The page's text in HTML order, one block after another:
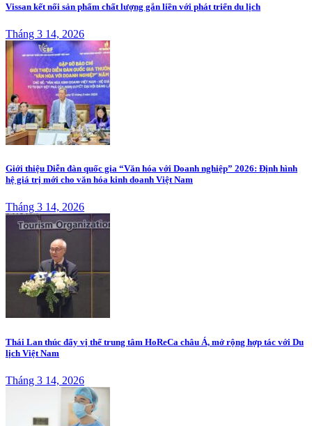
Vissan kết nối sản phẩm chất lượng gắn liền với phát triển du lịch
Tháng 3 14, 2026
Giới thiệu Diễn đàn quốc gia “Văn hóa với Doanh nghiệp” 2026: Định hình
hệ giá trị mới cho văn hóa kinh doanh Việt Nam
Tháng 3 14, 2026
Thái Lan thúc đẩy vị thế trung tâm HoReCa châu Á, mở rộng hợp tác với Du
lịch Việt Nam
Tháng 3 14, 2026